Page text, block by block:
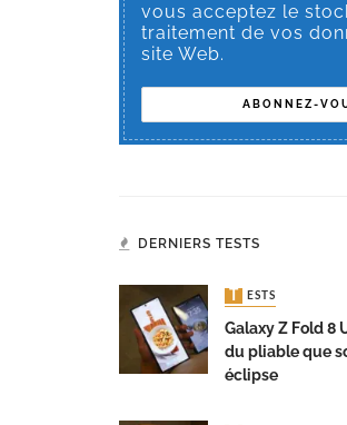
vous acceptez le
traitement de vos
site Web.
DERNIERS TESTS
TESTS
Galaxy Z Fold 8
du pliable que
éclipse